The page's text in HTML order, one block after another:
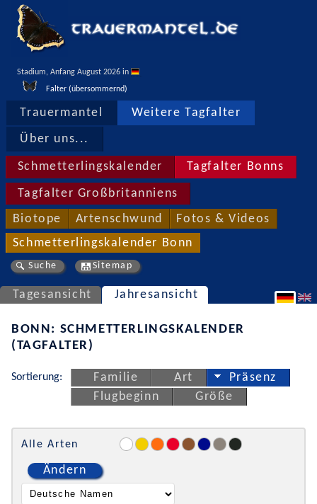
Stadium, Anfang August 2026 in
Falter (übersommernd)
Trauermantel Weitere Tagfalter
Über uns...
Schmetterlingskalender Tagfalter Bonns
Tagfalter Großbritanniens
Biotope Artenschwund Fotos & Videos
Schmetterlingskalender Bonn
Suche Sitemap
Tagesansicht Jahresansicht
BONN: SCHMETTERLINGSKALENDER
(TAGFALTER)
Sortierung: Familie Art
Präsenz
Flugbeginn
Größe
Alle Arten
Ändern